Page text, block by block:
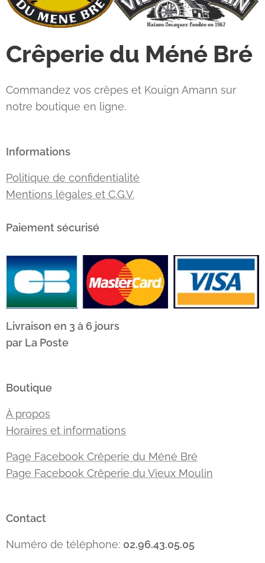
Crêperie du Méné Bré
Commandez vos crêpes et Kouign Amann sur
notre boutique en ligne.
Informations
Politique de confidentialité
Mentions légales et C.G.V.
Paiement sécurisé
Livraison en 3 à 6 jours
par La Poste
Boutique
À propos
Horaires et informations
Page Facebook Crêperie du Méné Bré
Page Facebook Crêperie du Vieux Moulin
Contact
Numéro de téléphone: 02.96.43.05.05